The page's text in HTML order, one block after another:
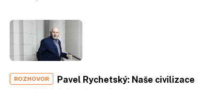
ROZHOVOR
Pavel Rychetský: Naše civilizace